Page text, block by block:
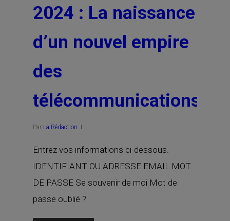
2024 : La naissance
d’un nouvel empire
des
télécommunications
Par La Rédaction
Entrez vos informations ci-dessous.
IDENTIFIANT OU ADRESSE EMAIL MOT
DE PASSE Se souvenir de moi Mot de
passe oublié ?